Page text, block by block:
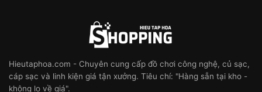
Hieutaphoa.com - Chuyên cung cấp đồ chơi công nghệ, củ sạc,
cáp sạc và linh kiện giá tận xưởng. Tiêu chí: "Hàng sẵn tại kho -
không lo về giá".